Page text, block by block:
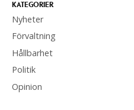
KATEGORIER
Nyheter
Förvaltning
Hållbarhet
Politik
Opinion